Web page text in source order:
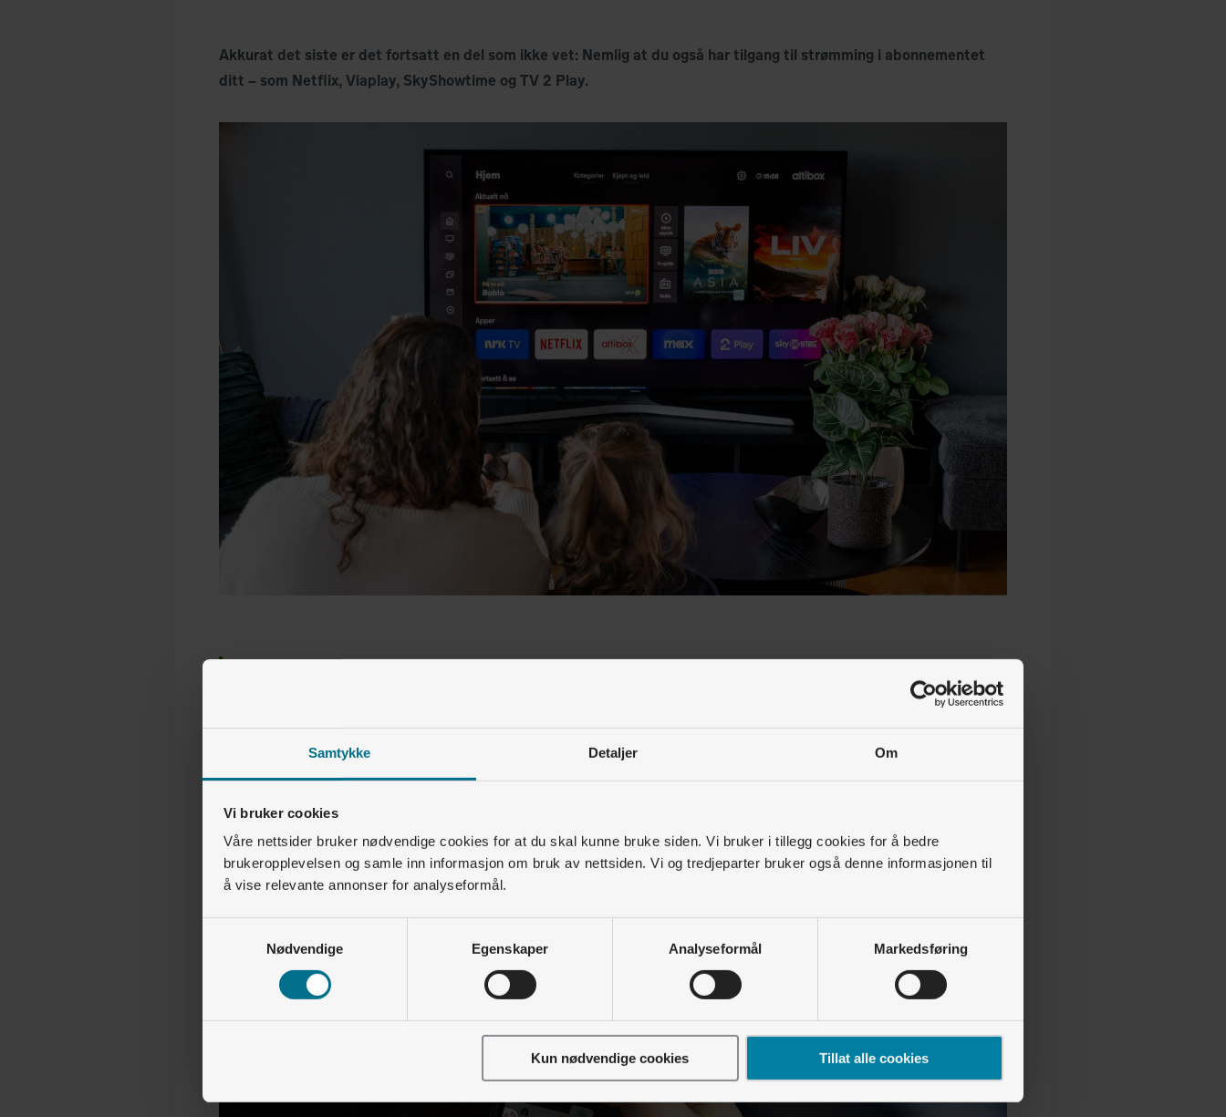
Samtykke Detaljer Om
Vi bruker cookies
Våre nettsider bruker nødvendige cookies for at du skal kunne bruke siden. Vi bruker i tillegg cookies for å bedre
brukeropplevelsen og samle inn informasjon om bruk av nettsiden. Vi og tredjeparter bruker også denne informasjonen til
å vise relevante annonser for analyseformål.
Nødvendige
Egenskaper Analyseformål Markedsføring
Kun nødvendige cookies Tillat alle cookies
Akkurat det siste er det fortsatt en del som ikke vet: Nemlig at du også har tilgang til strømming i abonnementet
ditt – som Netflix, Viaplay, SkyShowtime og TV 2 Play.
SLIK BYTTER DU